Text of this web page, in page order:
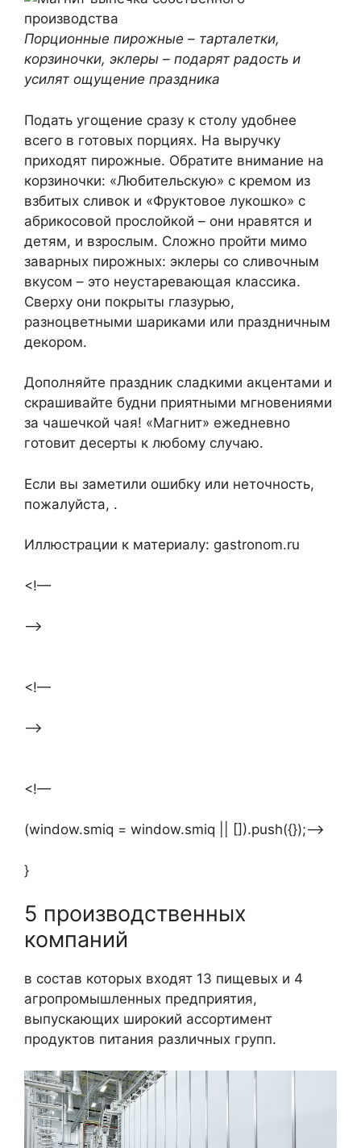
Порционные пирожные – тарталетки,
корзиночки, эклеры – подарят радость и
усилят ощущение праздника
Подать угощение сразу к столу удобнее
всего в готовых порциях. На выручку
приходят пирожные. Обратите внимание на
корзиночки: «Любительскую» с кремом из
взбитых сливок и «Фруктовое лукошко» с
абрикосовой прослойкой – они нравятся и
детям, и взрослым. Сложно пройти мимо
заварных пирожных: эклеры со сливочным
вкусом – это неустаревающая классика.
Сверху они покрыты глазурью,
разноцветными шариками или праздничным
декором.
Дополняйте праздник сладкими акцентами и
скрашивайте будни приятными мгновениями
за чашечкой чая! «Магнит» ежедневно
готовит десерты к любому случаю.
Если вы заметили ошибку или неточность,
пожалуйста, .
Иллюстрации к материалу: gastronom.ru
<!—
—>
<!—
—>
<!—
(window.smiq = window.smiq || []).push({});—>
}
5 производственных
компаний
в состав которых входят 13 пищевых и 4
агропромышленных предприятия,
выпускающих широкий ассортимент
продуктов питания различных групп.